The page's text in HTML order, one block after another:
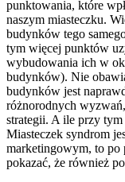
punktowania, które
naszym miasteczku.
budynków tego
tym więcej punktów
wybudowania ich w
budynków). Nie
budynków jest
różnorodnych
strategii. A ile przy
Miasteczek syndrom
marketingowym, to po
pokazać, że również